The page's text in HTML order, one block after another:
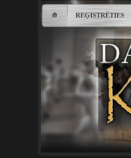
⟰ REĢISTRĒTIES